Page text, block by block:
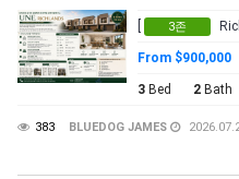
3존
From $900,000
3 Bed 2 Bath
383 BLUEDOG JAMES